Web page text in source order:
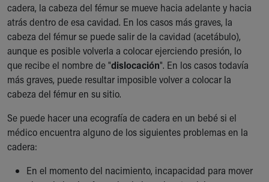
Your Visit
MyChart Telehealth Visits
Directions
Doggie Brigade
During Your Visit
Financial Services
Rest Accommodations
Gift Shop
Department of Public Safety
Health Info
Health Information
cadera, la cabeza del fémur se mueve hacia adelante y hacia
atrás dentro de esa cavidad. En los casos más graves, la
cabeza del fémur se puede salir de la cavidad (acetábulo),
aunque es posible volverla a colocar ejerciendo presión, lo
que recibe el nombre de "dislocación". En los casos todavía
más graves, puede resultar imposible volver a colocar la
cabeza del fémur en su sitio.
Se puede hacer una ecografía de cadera en un bebé si el
médico encuentra alguno de los siguientes problemas en la
cadera:
En el momento del nacimiento, incapacidad para mover